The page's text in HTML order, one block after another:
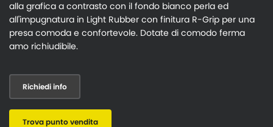
alla grafica a contrasto con il fondo bianco perla ed
all'impugnatura in Light Rubber con finitura R-Grip per una
presa comoda e confortevole. Dotate di comodo ferma
amo richiudibile.
Richiedi info
Trova punto vendita